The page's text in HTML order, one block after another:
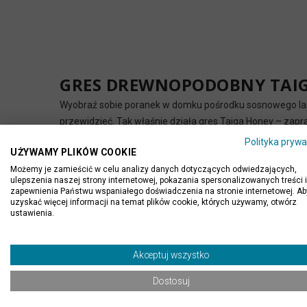
GRES DREWNOPODOBNY
Wyobraź sobie poranek w domku pośrodku sosnowego
przewidzieć. Tak właśnie działa gres Taiga Honey –
To nie jest zwykła płytka. To zaproszenie do życia w
Dlaczego Taiga Honey? Bo wnętrze
Matowe wykończenie i miodowy odcień drewna dodają
Co wyróżnia gres Taiga Honey:
Format 120x20 cm – idealny balans między klasyką a
Naturalna struktura słojów – niemal nie do odróżnienia
Powierzchnia matowa – przyjazna dla oka i stóp, także
Wyjątkowa trwałość i odporność – gres, który nie boi się
Polityka
UŻYWAMY PLIKÓW COOKIE
Możemy je zamieścić w celu analizy danych dotyczących odwiedzających,
ulepszenia naszej strony internetowej, pokazania spersonalizowanych treści i
zapewnienia Państwu wspaniałego doświadczenia na stronie internetowej.
uzyskać więcej informacji na temat plików cookie, których używamy, otwórz
ustawienia.
Akceptuj wszystko
Dostosuj